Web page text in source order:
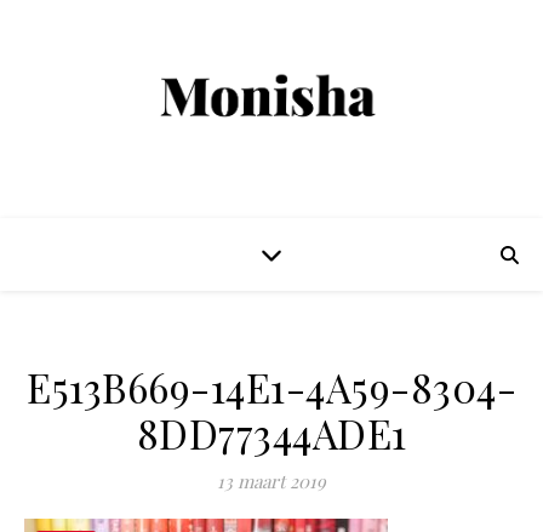
E513B669-14E1-4A59-8304-
8DD77344ADE1
13 maart 2019